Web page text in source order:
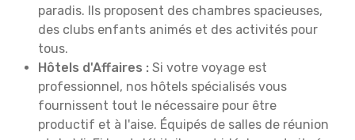
paradis. Ils proposent des chambres spacieuses,
des clubs enfants animés et des activités pour
tous.
Hôtels d'Affaires : Si votre voyage est
professionnel, nos hôtels spécialisés vous
fournissent tout le nécessaire pour être
productif et à l'aise. Équipés de salles de réunion